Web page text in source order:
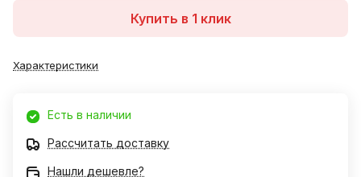
Купить в 1 клик
Характеристики
Есть в наличии
Рассчитать доставку
Нашли дешевле?